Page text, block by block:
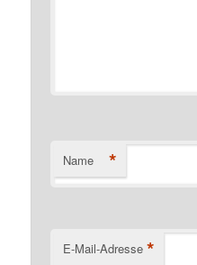
Name *
E-Mail-Adresse *